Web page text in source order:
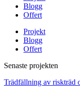
Blogg
Offert
Projekt
Blogg
Offert
Senaste projekten
Trädfällning av riskträd